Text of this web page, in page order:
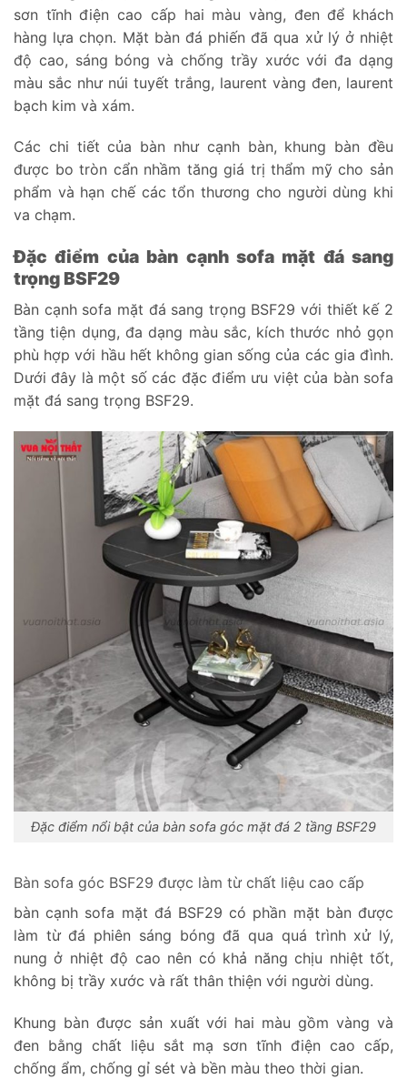
sơn tĩnh điện cao cấp hai màu vàng, đen để khách
hàng lựa chọn. Mặt bàn đá phiến đã qua xử lý ở nhiệt
độ cao, sáng bóng và chống trầy xước với đa dạng
màu sắc như núi tuyết trắng, laurent vàng đen, laurent
bạch kim và xám.
Các chi tiết của bàn như cạnh bàn, khung bàn đều
được bo tròn cẩn nhầm tăng giá trị thẩm mỹ cho sản
phẩm và hạn chế các tổn thương cho người dùng khi
va chạm.
Đặc điểm của bàn cạnh sofa mặt đá sang
trọng BSF29
Bàn cạnh sofa mặt đá sang trọng BSF29 với thiết kế 2
tầng tiện dụng, đa dạng màu sắc, kích thước nhỏ gọn
phù hợp với hầu hết không gian sống của các gia đình.
Dưới đây là một số các đặc điểm ưu việt của bàn sofa
mặt đá sang trọng BSF29.
Đặc điểm nổi bật của bàn sofa góc mặt đá 2 tầng BSF29
Bàn sofa góc BSF29 được làm từ chất liệu cao cấp
bàn cạnh sofa mặt đá BSF29 có phần mặt bàn được
làm từ đá phiên sáng bóng đã qua quá trình xử lý,
nung ở nhiệt độ cao nên có khả năng chịu nhiệt tốt,
không bị trầy xước và rất thân thiện với người dùng.
Khung bàn được sản xuất với hai màu gồm vàng và
đen bằng chất liệu sắt mạ sơn tĩnh điện cao cấp,
chống ẩm, chống gỉ sét và bền màu theo thời gian.